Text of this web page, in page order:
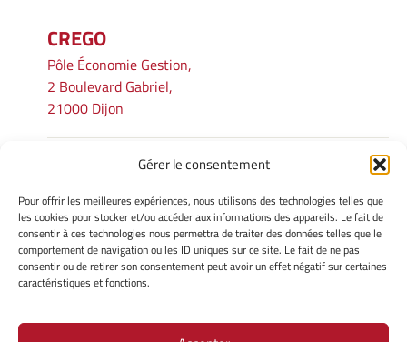
Gérer le consentement
Pour offrir les meilleures expériences, nous utilisons des technologies telles que
les cookies pour stocker et/ou accéder aux informations des appareils. Le fait de
consentir à ces technologies nous permettra de traiter des données telles que le
comportement de navigation ou les ID uniques sur ce site. Le fait de ne pas
consentir ou de retirer son consentement peut avoir un effet négatif sur certaines
caractéristiques et fonctions.
CREGO
Pôle Économie Gestion,
2 Boulevard Gabriel,
21000 Dijon
INFORMATIONS LÉGALES
Mentions légales
Gérer mes cookies
Avertissement
Politique de cookies